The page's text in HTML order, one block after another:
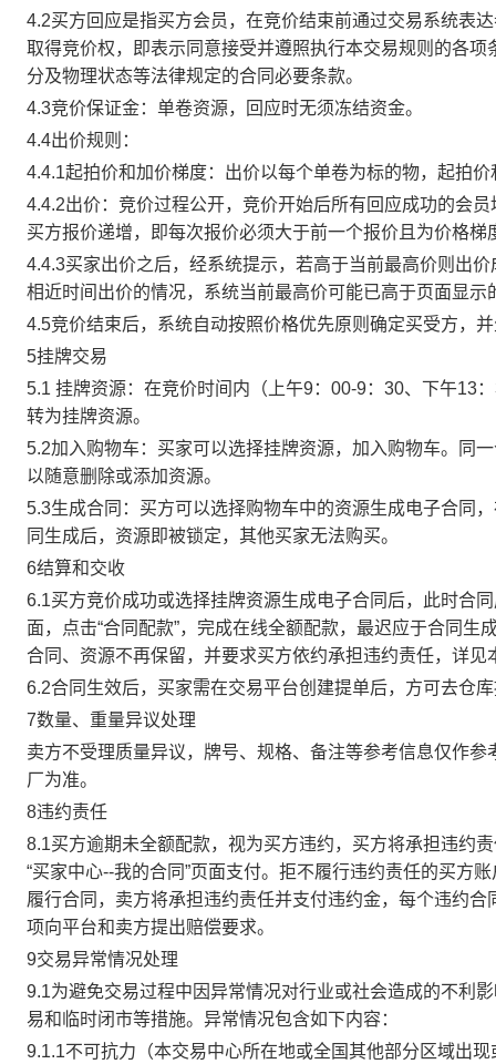
4.2买方回应是指买方会员，在竞价结束前通过交易系统表
取得竞价权，即表示同意接受并遵照执行本交易规则的各
分及物理状态等法律规定的合同必要条款。
4.3竞价保证金：单卷资源，回应时无须冻结资金。
4.4出价规则：
4.4.1起拍价和加价梯度：出价以每个单卷为标的物，起拍
4.4.2出价：竞价过程公开，竞价开始后所有回应成功的会
买方报价递增，即每次报价必须大于前一个报价且为价格
4.4.3买家出价之后，经系统提示，若高于当前最高价则出
相近时间出价的情况，系统当前最高价可能已高于页面显示
4.5竞价结束后，系统自动按照价格优先原则确定买受方，
5挂牌交易
5.1 挂牌资源：在竞价时间内（上午9：00-9：30、下午13
转为挂牌资源。
5.2加入购物车：买家可以选择挂牌资源，加入购物车。同
以随意删除或添加资源。
5.3生成合同：买方可以选择购物车中的资源生成电子合同
同生成后，资源即被锁定，其他买家无法购买。
6结算和交收
6.1买方竞价成功或选择挂牌资源生成电子合同后，此时合
面，点击“合同配款”，完成在线全额配款，最迟应于合同
合同、资源不再保留，并要求买方依约承担违约责任，详见
6.2合同生效后，买家需在交易平台创建提单后，方可去仓
7数量、重量异议处理
卖方不受理质量异议，牌号、规格、备注等参考信息仅作
厂为准。
8违约责任
8.1买方逾期未全额配款，视为买方违约，买方将承担违约
“买家中心--我的合同”页面支付。拒不履行违约责任的买方
履行合同，卖方将承担违约责任并支付违约金，每个违约
项向平台和卖方提出赔偿要求。
9交易异常情况处理
9.1为避免交易过程中因异常情况对行业或社会造成的不利
易和临时闭市等措施。异常情况包含如下内容：
9.1.1不可抗力（本交易中心所在地或全国其他部分区域出